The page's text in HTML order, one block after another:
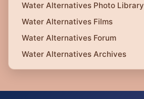
Water Alternatives Photo Library
Water Alternatives Films
Water Alternatives Forum
Water Alternatives Archives